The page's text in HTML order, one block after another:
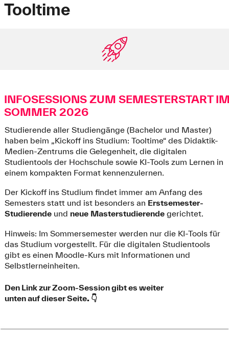
Tooltime
INFOSESSIONS ZUM SEMESTERSTART
SOMMER 2026
Studierende aller Studiengänge (Bachelor und Master)
haben beim „Kickoff ins Studium: Tooltime“ des Didaktik-
Medien-Zentrums die Gelegenheit, die digitalen
Studientools der Hochschule sowie KI-Tools zum Lernen in
einem kompakten Format kennenzulernen.
Der Kickoff ins Studium findet immer am Anfang des
Semesters statt und ist besonders an Erstsemester-
Studierendeund neue Masterstudierendegerichtet.
Hinweis: Im Sommersemester werden nur die KI-Tools für
das Studium vorgestellt. Für die digitalen Studientools
gibt es einen Moodle-Kurs mit Informationen und
Selbstlerneinheiten.
Den Link zur Zoom-Session gibt es weiter
unten auf dieser Seite. 👇